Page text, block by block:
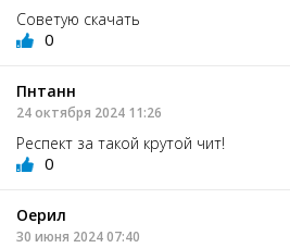
Советую скачать
0
Пнтанн
24 октября 2024 11:26
Респект за такой крутой чит!
0
Оерил
30 июня 2024 07:40